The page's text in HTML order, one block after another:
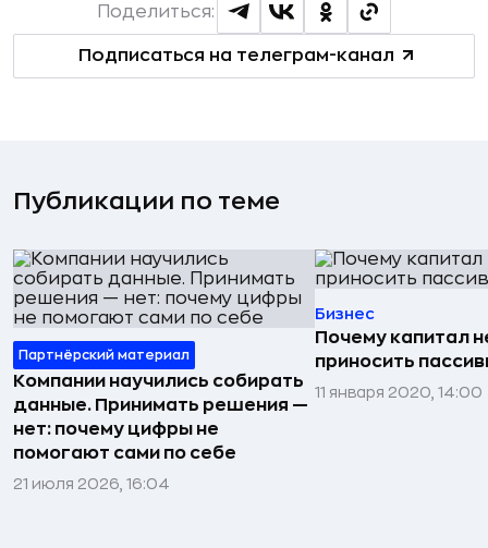
Подписаться на телеграм-канал
Поделиться:
Публикации по теме
Партнёрский материал
Компании научились собирать
данные. Принимать решения —
нет: почему цифры не
помогают сами по себе
21 июля 2026, 16:04
Бизнес
Почему капитал
приносить
11 января 2020, 14:00